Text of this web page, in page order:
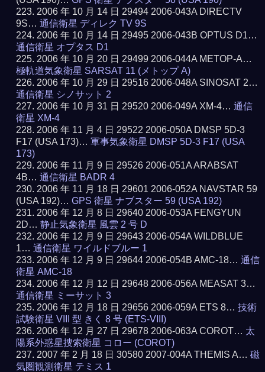
2006 年 10 月 14 日 29494 2006-043A DIRECTV
9S…通信衛星 ディレク TV 9S
2006 年 10 月 14 日 29495 2006-043B OPTUS D1…
通信衛星 オプタス D1
2006 年 10 月 20 日 29499 2006-044A METOP-A…
極軌道気象衛星 SARSAT 11 (メトップ A)
2006 年 10 月 29 日 29516 2006-048A SINOSAT 2…
通信衛星 シノサット 2
2006 年 10 月 31 日 29520 2006-049A XM-4…通信
衛星 XM-4
2006 年 11 月 4 日 29522 2006-050A DMSP 5D-3
F17 (USA 173)…軍事気象衛星 DMSP 5D-3 F17 (USA
173)
2006 年 11 月 9 日 29526 2006-051A ARABSAT
4B…通信衛星 BADR 4
2006 年 11 月 18 日 29601 2006-052A NAVSTAR 59
(USA 192)…GPS 衛星 ナブスター 59 (USA 192)
2006 年 12 月 8 日 29640 2006-053A FENGYUN
2D…静止気象衛星 風雲 2 号 D
2006 年 12 月 9 日 29643 2006-054A WILDBLUE
1…通信衛星 ワイルドブルー 1
2006 年 12 月 9 日 29644 2006-054B AMC-18…通信
衛星 AMC-18
2006 年 12 月 12 日 29648 2006-056A MEASAT 3…
通信衛星 ミーサット 3
2006 年 12 月 18 日 29656 2006-059A ETS 8…技術
試験衛星 VIII 型 きく 8 号 (ETS-VIII)
2006 年 12 月 27 日 29678 2006-063A COROT… 太
陽系外惑星捜索衛星 コロー (COROT)
2007 年 2 月 18 日 30580 2007-004A THEMIS A…磁
気圏観測衛星 テミス 1